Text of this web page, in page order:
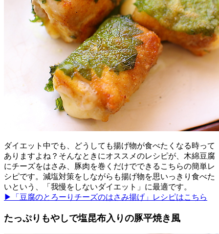
ダイエット中でも、どうしても揚げ物が食べたくなる時って
ありますよね？そんなときにオススメのレシピが、木綿豆腐
にチーズをはさみ、豚肉を巻くだけでできるこちらの簡単レ
シピです。減塩対策をしながらも揚げ物を思いっきり食べた
いという、「我慢をしないダイエット」に最適です。
▶「豆腐のとろーりチーズのはさみ揚げ」レシピはこちら
たっぷりもやしで塩昆布入りの豚平焼き風